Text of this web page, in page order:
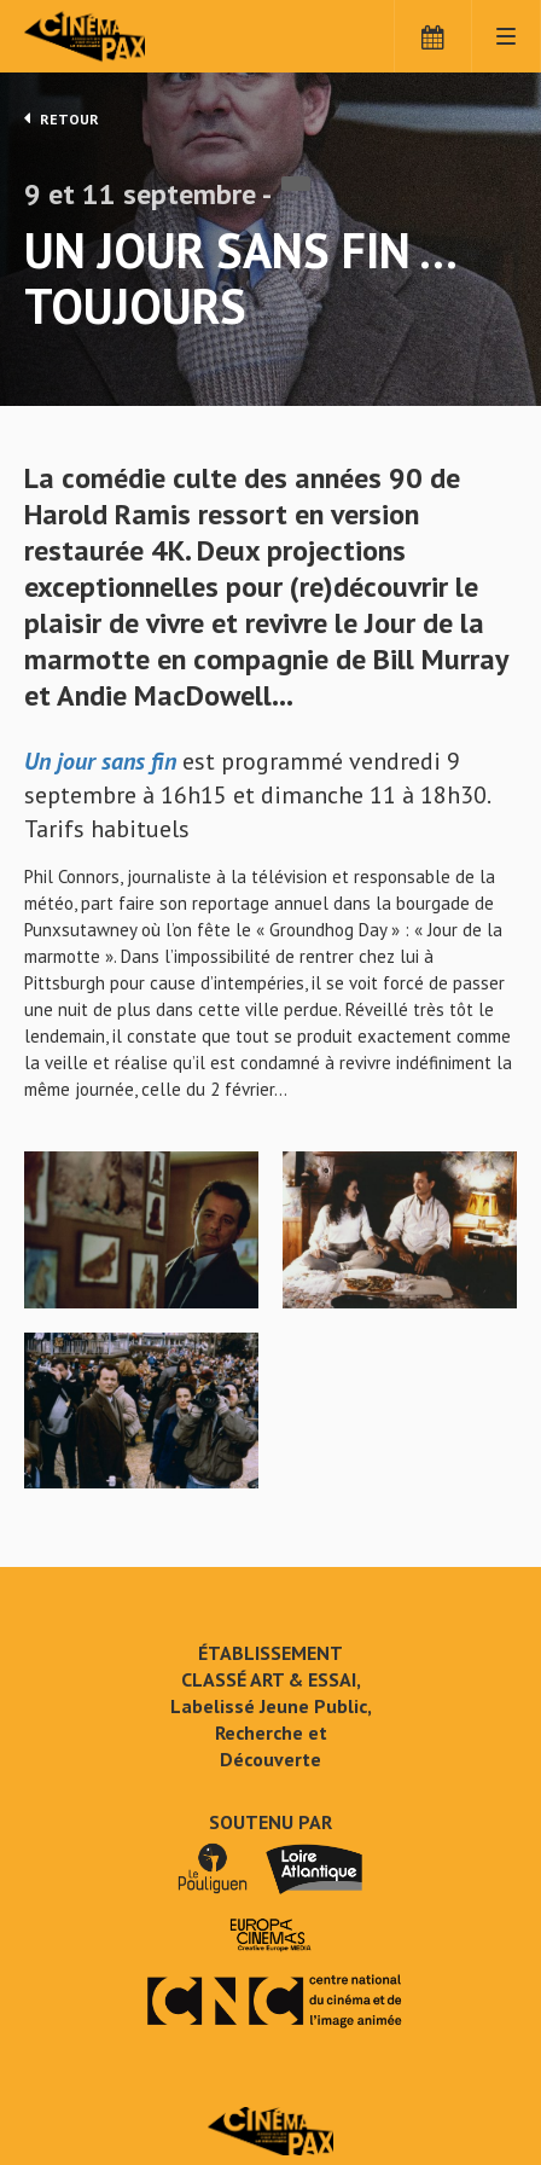
RETOUR
9 et 11 septembre -
UN JOUR SANS FIN …
TOUJOURS
La comédie culte des années 90 de
Harold Ramis ressort en version
restaurée 4K. Deux projections
exceptionnelles pour (re)découvrir le
plaisir de vivre et revivre le Jour de la
marmotte en compagnie de Bill Murray
et Andie MacDowell…
Un jour sans fin est programmé vendredi 9
septembre à 16h15 et dimanche 11 à 18h30.
Tarifs habituels
Phil Connors, journaliste à la télévision et responsable de la
météo, part faire son reportage annuel dans la bourgade de
Punxsutawney où l’on fête le « Groundhog Day » : « Jour de la
marmotte ». Dans l’impossibilité de rentrer chez lui à
Pittsburgh pour cause d’intempéries, il se voit forcé de passer
une nuit de plus dans cette ville perdue. Réveillé très tôt le
lendemain, il constate que tout se produit exactement comme
la veille et réalise qu’il est condamné à revivre indéfiniment la
même journée, celle du 2 février…
ÉTABLISSEMENT
CLASSÉ ART & ESSAI,
Labelissé Jeune Public,
Recherche et
Découverte
SOUTENU PAR
Panneau de gestion des cookies